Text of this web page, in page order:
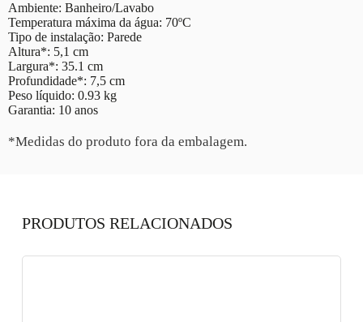
Ambiente: Banheiro/Lavabo
Temperatura máxima da água: 70ºC
Tipo de instalação: Parede
Altura*: 5,1 cm
Largura*: 35.1 cm
Profundidade*: 7,5 cm
Peso líquido: 0.93 kg
Garantia: 10 anos
*Medidas do produto fora da embalagem.
PRODUTOS RELACIONADOS